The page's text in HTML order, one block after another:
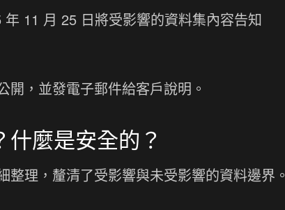
11 月 25 日將受影響的資料集內容告知
，並發電子郵件給客戶說明。
麼是安全的？
理，釐清了受影響與未受影響的資料邊界。